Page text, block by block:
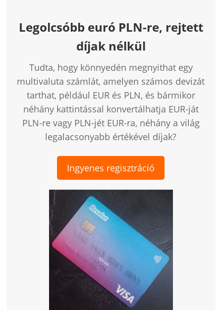
Legolcsóbb euró PLN-re, rejtett
díjak nélkül
Tudta, hogy könnyedén megnyithat egy
multivaluta számlát, amelyen számos devizát
tarthat, például EUR és PLN, és bármikor
néhány kattintással konvertálhatja EUR-ját
PLN-re vagy PLN-jét EUR-ra, néhány a világ
legalacsonyabb értékével díjak?
Ingyenes regisztráció